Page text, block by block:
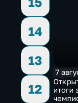
14
13
12
7
итоги